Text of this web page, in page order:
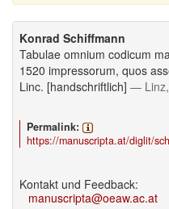
Konrad Schiffmann
Tabulae omnium codicum
1520 impressorum, quos
Linc. [handschriftlich] —
Permalink:
https://manuscripta.at/diglit/
Kontakt und Feedback:
manuscripta@oeaw.ac.at